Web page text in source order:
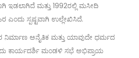
ಇಡಲಾಗಿದೆ ಮತ್ತು 1992ರಲ್ಲಿ ಮಸೀದಿ
ಎಂದು ಸ್ಪಷ್ಟವಾಗಿ ಉಲ್ಲೇಖಿಸಿದೆ.
ಅನೈತಿಕ ಮತ್ತು ಯಾವುದೇ ಧರ್ಮದ
ಕಾರ್ಯದರ್ಶಿ ಮಂಡಳಿ ಸಭೆ ಅಭಿಪ್ರಾಯ